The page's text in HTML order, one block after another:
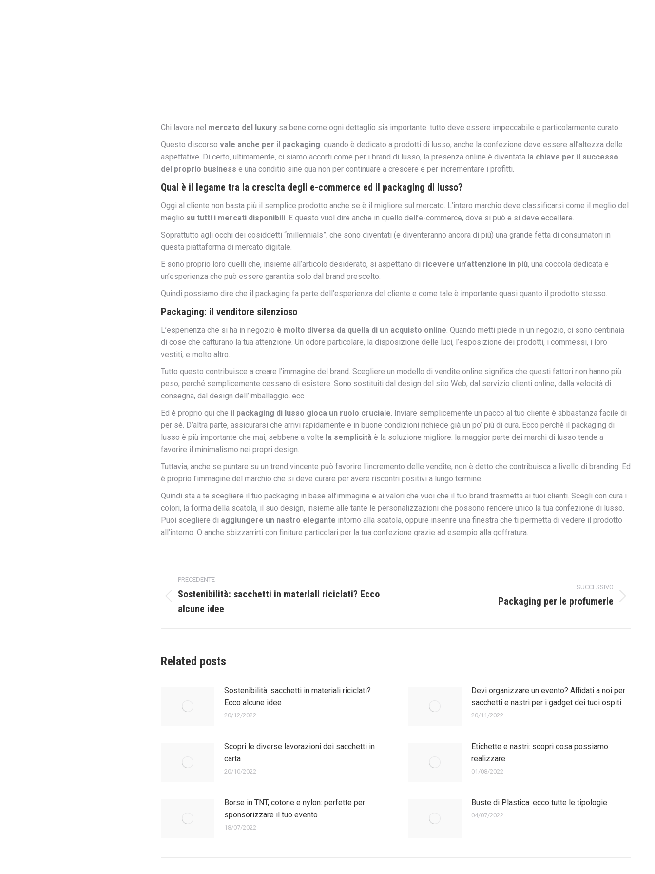
Chi lavora nel mercato del luxury sa bene come ogni dettaglio sia importante: tutto deve essere impeccabile e particolarmente curato.
Questo discorso vale anche per il packaging: quando è dedicato a prodotti di lusso, anche la confezione deve essere all’altezza delle
aspettative. Di certo, ultimamente, ci siamo accorti come per i brand di lusso, la presenza online è diventata la chiave per il successo
del proprio business e una conditio sine qua non per continuare a crescere e per incrementare i profitti.
Qual è il legame tra la crescita degli e-commerce ed il packaging di lusso?
Oggi al cliente non basta più il semplice prodotto anche se è il migliore sul mercato. L’intero marchio deve classificarsi come il meglio del
meglio su tutti i mercati disponibili. E questo vuol dire anche in quello dell’e-commerce, dove si può e si deve eccellere.
Soprattutto agli occhi dei cosiddetti “millennials”, che sono diventati (e diventeranno ancora di più) una grande fetta di consumatori in
questa piattaforma di mercato digitale.
E sono proprio loro quelli che, insieme all’articolo desiderato, si aspettano di ricevere un’attenzione in più, una coccola dedicata e
un’esperienza che può essere garantita solo dal brand prescelto.
Quindi possiamo dire che il packaging fa parte dell’esperienza del cliente e come tale è importante quasi quanto il prodotto stesso.
Packaging: il venditore silenzioso
L’esperienza che si ha in negozio è molto diversa da quella di un acquisto online. Quando metti piede in un negozio, ci sono centinaia
di cose che catturano la tua attenzione. Un odore particolare, la disposizione delle luci, l’esposizione dei prodotti, i commessi, i loro
vestiti, e molto altro.
Tutto questo contribuisce a creare l’immagine del brand. Scegliere un modello di vendite online significa che questi fattori non hanno più
peso, perché semplicemente cessano di esistere. Sono sostituiti dal design del sito Web, dal servizio clienti online, dalla velocità di
consegna, dal design dell’imballaggio, ecc.
Ed è proprio qui che il packaging di lusso gioca un ruolo cruciale. Inviare semplicemente un pacco al tuo cliente è abbastanza facile di
per sé. D’altra parte, assicurarsi che arrivi rapidamente e in buone condizioni richiede già un po’ più di cura. Ecco perché il packaging di
lusso è più importante che mai, sebbene a volte la semplicità è la soluzione migliore: la maggior parte dei marchi di lusso tende a
favorire il minimalismo nei propri design.
Tuttavia, anche se puntare su un trend vincente può favorire l’incremento delle vendite, non è detto che contribuisca a livello di branding. Ed
è proprio l’immagine del marchio che si deve curare per avere riscontri positivi a lungo termine.
Quindi sta a te scegliere il tuo packaging in base all’immagine e ai valori che vuoi che il tuo brand trasmetta ai tuoi clienti. Scegli con cura i
colori, la forma della scatola, il suo design, insieme alle tante le personalizzazioni che possono rendere unico la tua confezione di lusso.
Puoi scegliere di aggiungere un nastro elegante intorno alla scatola, oppure inserire una finestra che ti permetta di vedere il prodotto
all’interno. O anche sbizzarrirti con finiture particolari per la tua confezione grazie ad esempio alla goffratura.
Naviga
tra
PRECEDENTE
precedente:
Sostenibilità: sacchetti in materiali riciclati? Ecco
alcune idee
SUCCESSIVO
Packaging per le profumerie
Related posts
Sostenibilità: sacchetti in materiali riciclati?
Ecco alcune idee
20/12/2022
Devi organizzare un evento? Affidati a noi per
sacchetti e nastri per i gadget dei tuoi ospiti
20/11/2022
Scopri le diverse lavorazioni dei sacchetti in
carta
20/10/2022
Etichette e nastri: scopri cosa possiamo
realizzare
01/08/2022
Borse in TNT, cotone e nylon: perfette per
sponsorizzare il tuo evento
18/07/2022
Buste di Plastica: ecco tutte le tipologie
04/07/2022